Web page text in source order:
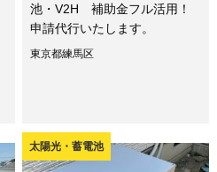
池・V2H 補助金フル活用！
申請代行いたします。
東京都練馬区
太陽光・蓄電池